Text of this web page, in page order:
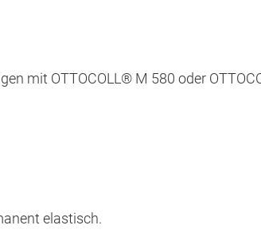
mit OTTOCOLL® M 580 oder
elastisch.